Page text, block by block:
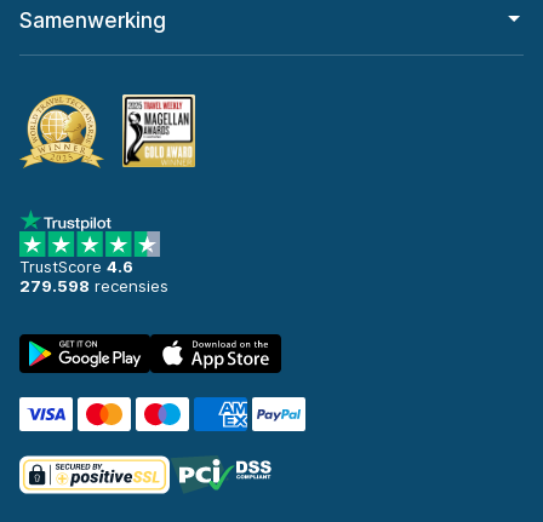
Samenwerking
TrustScore 4.6
279.598 recensies